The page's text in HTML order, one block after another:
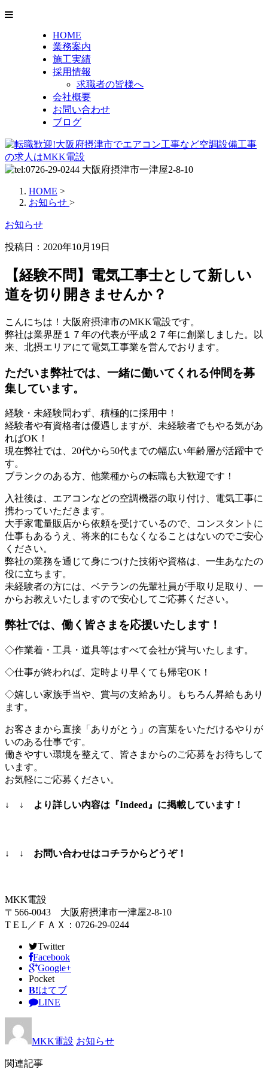
HOME
業務案内
施工実績
採用情報
求職者の皆様へ
会社概要
お問い合わせ
ブログ
HOME >
お知らせ >
お知らせ
投稿日：2020年10月19日
【経験不問】電気工事士として新しい
道を切り開きませんか？
こんにちは！大阪府摂津市のMKK電設です。
弊社は業界歴１７年の代表が平成２７年に創業しました。以
来、北摂エリアにて電気工事業を営んでおります。
ただいま弊社では、一緒に働いてくれる仲間を募
集しています。
経験・未経験問わず、積極的に採用中！
経験者や有資格者は優遇しますが、未経験者でもやる気があ
ればOK！
現在弊社では、20代から50代までの幅広い年齢層が活躍中で
す。
ブランクのある方、他業種からの転職も大歓迎です！
入社後は、エアコンなどの空調機器の取り付け、電気工事に
携わっていただきます。
大手家電量販店から依頼を受けているので、コンスタントに
仕事もあるうえ、将来的にもなくなることはないのでご安心
ください。
弊社の業務を通じて身につけた技術や資格は、一生あなたの
役に立ちます。
未経験者の方には、ベテランの先輩社員が手取り足取り、一
からお教えいたしますので安心してご応募ください。
弊社では、働く皆さまを応援いたします！
◇作業着・工具・道具等はすべて会社が貸与いたします。
◇仕事が終われば、定時より早くても帰宅OK！
◇嬉しい家族手当や、賞与の支給あり。もちろん昇給もあり
ます。
お客さまから直接「ありがとう」の言葉をいただけるやりが
いのある仕事です。
働きやすい環境を整えて、皆さまからのご応募をお待ちして
います。
お気軽にご応募ください。
↓ ↓ より詳しい内容は『Indeed』に掲載しています！
↓ ↓ お問い合わせはコチラからどうぞ！
MKK電設
〒566-0043 大阪府摂津市一津屋2-8-10
T E L／ＦＡＸ：0726-29-0244
Twitter
Facebook
Google+
Pocket
B!はてブ
LINE
MKK電設 お知らせ
関連記事